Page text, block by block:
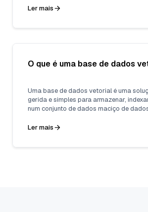
Ler mais
O que é uma base de dados
Uma base de dados vetorial é uma
gerida e simples para armazenar,
num conjunto de dados maciço de
dos modelos de aprendizagem
Ler mais